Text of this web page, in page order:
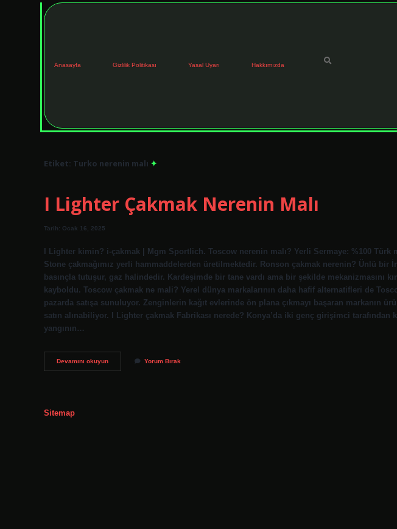
Anasayfa Gizlilik Politikası Yasal Uyarı Hakkımızda
Etiket: Turko nerenin malı
I Lighter Çakmak Nerenin Malı
Tarih: Ocak 16, 2025
I Lighter kimin? i-çakmak | Mgm Sportlich. Toscow nerenin malı? Yerli Sermaye: %100 Türk
Stone çakmağımız yerli hammaddelerden üretilmektedir. Ronson çakmak nerenin? Ünlü bir
basınçla tutuşur, gaz halindedir. Kardeşimde bir tane vardı ama bir şekilde mekanizmasını
kayboldu. Toscow çakmak ne mali? Yerel dünya markalarının daha hafif alternatifleri de
pazarda satışa sunuluyor. Zenginlerin kağıt evlerinde ön plana çıkmayı başaran markanın
satın alınabiliyor. I Lighter çakmak Fabrikası nerede? Konya’da iki genç girişimci tarafından
yangının…
Devamını okuyunI
Lighter
Yorum Bırak
Sitemap